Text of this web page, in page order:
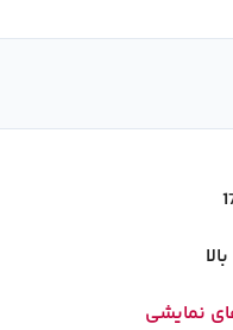
نمایشی